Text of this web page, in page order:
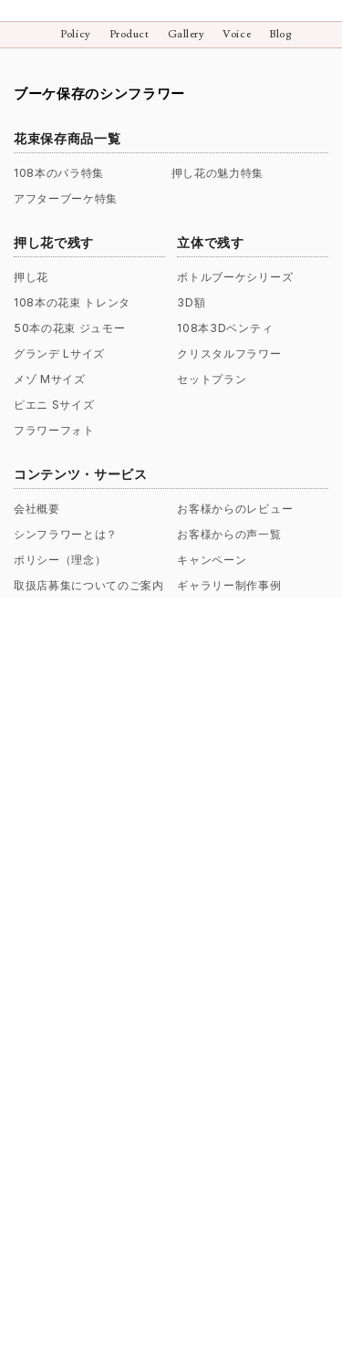
Policy Product Gallery Voice Blog
ブーケ保存のシンフラワー
花束保存商品一覧
108本のバラ特集
押し花の魅力特集
アフターブーケ特集
押し花で残す
押し花
108本の花束 トレンタ
50本の花束 ジュモー
グランデ Lサイズ
メゾ Mサイズ
ピエニ Sサイズ
フラワーフォト
立体で残す
ボトルブーケシリーズ
3D額
108本3Dベンティ
クリスタルフラワー
セットプラン
コンテンツ・サービス
会社概要
シンフラワーとは？
ポリシー（理念）
取扱店募集についてのご案内
お客様からのレビュー
お客様からの声一覧
キャンペーン
ギャラリー制作事例